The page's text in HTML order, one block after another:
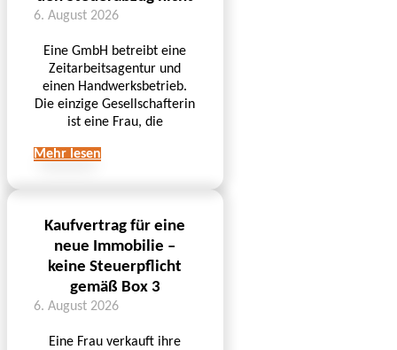
6. August 2026
Eine GmbH betreibt eine
Zeitarbeitsagentur und
einen Handwerksbetrieb.
Die einzige Gesellschafterin
ist eine Frau, die
Mehr lesen
Kaufvertrag für eine
neue Immobilie –
keine Steuerpflicht
gemäß Box 3
6. August 2026
Eine Frau verkauft ihre